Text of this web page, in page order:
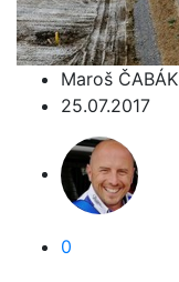
Maroš ČABÁK
25.07.2017
0